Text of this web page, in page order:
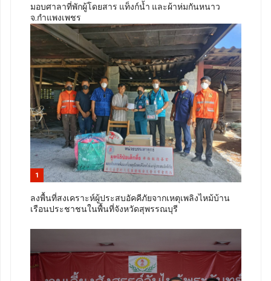
มอบศาลาที่พักผู้โดยสาร แท็งก์น้ำ และผ้าห่มกันหนาว
จ.กำแพงเพชร
1
ลงพื้นที่สงเคราะห์ผู้ประสบอัคคีภัยจากเหตุเพลิงไหม้บ้าน
เรือนประชาชนในพื้นที่จังหวัดสุพรรณบุรี